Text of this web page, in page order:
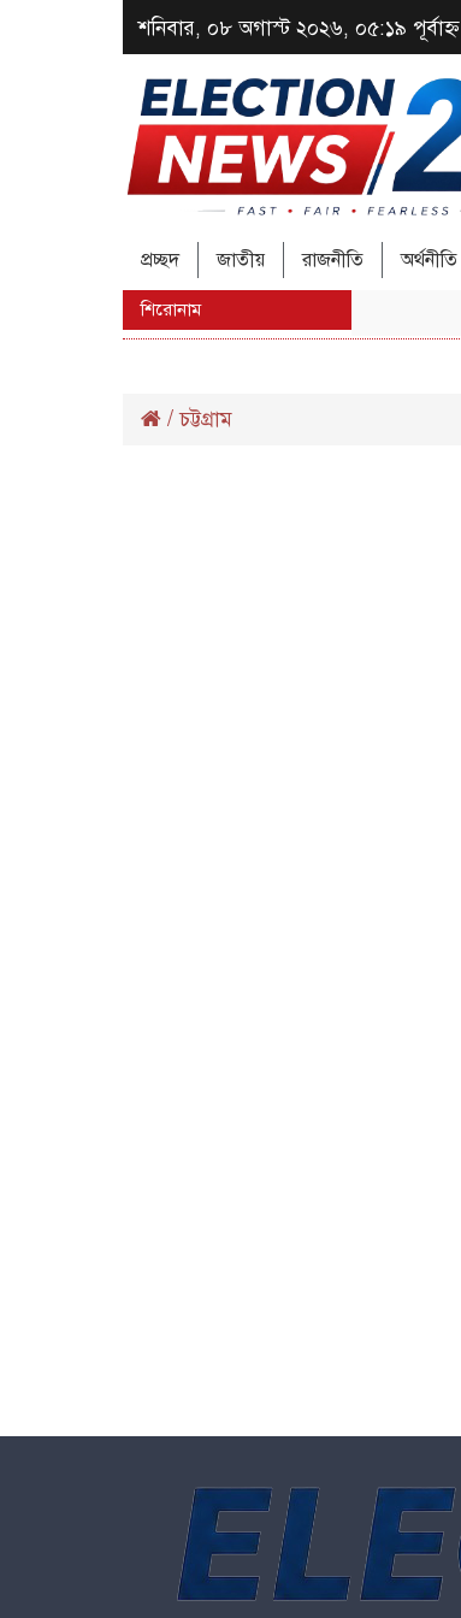
শনিবার, ০৮ অগাস্ট ২০২৬, ০৫:১৯ পূর্বাহ্ন
প্রচ্ছদ জাতীয় রাজনীতি অর্থনীতি
শিরোনাম
/চট্টগ্রাম